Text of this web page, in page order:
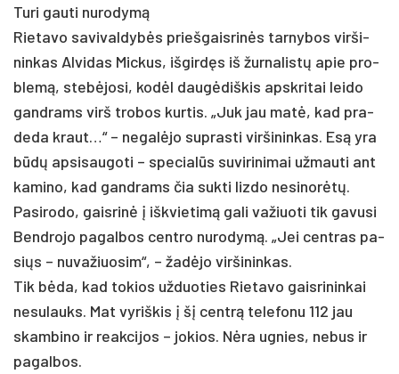
Tu­ri gau­ti nu­ro­dymą
Rie­ta­vo sa­vi­val­dybės prie­šgais­rinės tar­ny­bos vir­ši­
nin­kas Al­vi­das Mic­kus, iš­girdęs iš žur­na­listų apie pro­
blemą, stebė­jo­si, kodėl daugė­diš­kis ap­skri­tai lei­do
gand­rams virš tro­bos kur­tis. „Juk jau matė, kad pra­
de­da kraut…“ – ne­galė­jo su­pras­ti vir­ši­nin­kas. Esą yra
būdų ap­si­sau­go­ti – spe­cialūs su­vi­ri­ni­mai už­mau­ti ant
ka­mi­no, kad gand­rams čia su­kti liz­do ne­si­norėtų.
Pa­si­ro­do, gais­rinė į išk­vie­timą ga­li va­žiuo­ti tik ga­vu­si
Bend­ro­jo pa­gal­bos cent­ro nu­ro­dymą. „Jei cent­ras pa­
si­ųs – nu­va­žiuo­sim“, – žadė­jo vir­ši­nin­kas.
Tik bėda, kad to­kios už­duo­ties Rie­ta­vo gais­ri­nin­kai
ne­su­lauks. Mat vy­riš­kis į šį centrą te­le­fo­nu 112 jau
skam­bi­no ir reak­ci­jos – jo­kios. Nėra ug­nies, ne­bus ir
pa­gal­bos.